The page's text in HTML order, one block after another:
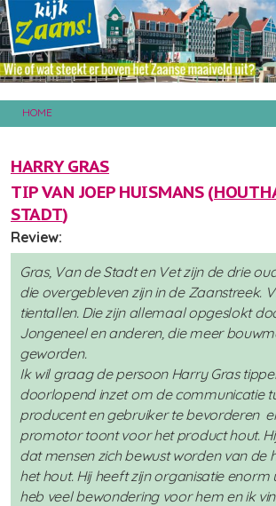
HOME
HARRY GRAS
TIP VAN JOEP HUISMANS (
STADT)
Review:
Gras, Van de Stadt en Vet zijn de drie
die overgebleven zijn in de Zaanstreek.
tientallen. Die zijn allemaal opgeslokt
Jongeneel en anderen, die meer
geworden.
Ik wil graag de persoon Harry Gras
doorlopend inzet om de communicatie
producent en gebruiker te bevorderen
promotor toont voor het product hout.
dat mensen zich bewust worden van de
het hout. Hij heeft zijn organisatie enorm
heb veel bewondering voor hem en ik